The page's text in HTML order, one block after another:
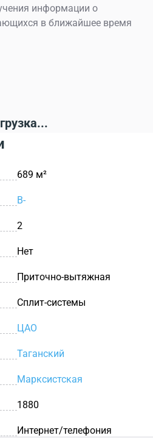
информации о
в ближайшее время
689 м²
B-
2
Нет
Приточно-вытяжная
Сплит-системы
ЦАО
Таганский
Марксистская
1880
Интернет/телефония